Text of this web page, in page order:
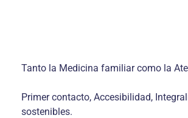
Tanto la Medicina familiar como la
Primer contacto, Accesibilidad,
sostenibles.